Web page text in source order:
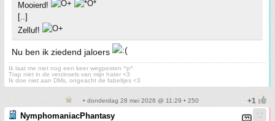
Mooierd!
[..]
Zelluf!
Nu ben ik ziedend jaloers
Ik laat me niet nog een keer wegpesten ^p^
Trap niet in de verzinsels van mijn hater <3
Ik doe niet aan DMs, ongeacht de fabeltjes <3
• donderdag 28 mei 2026 @ 11:29 • 250
NymphomaniacPhantasy